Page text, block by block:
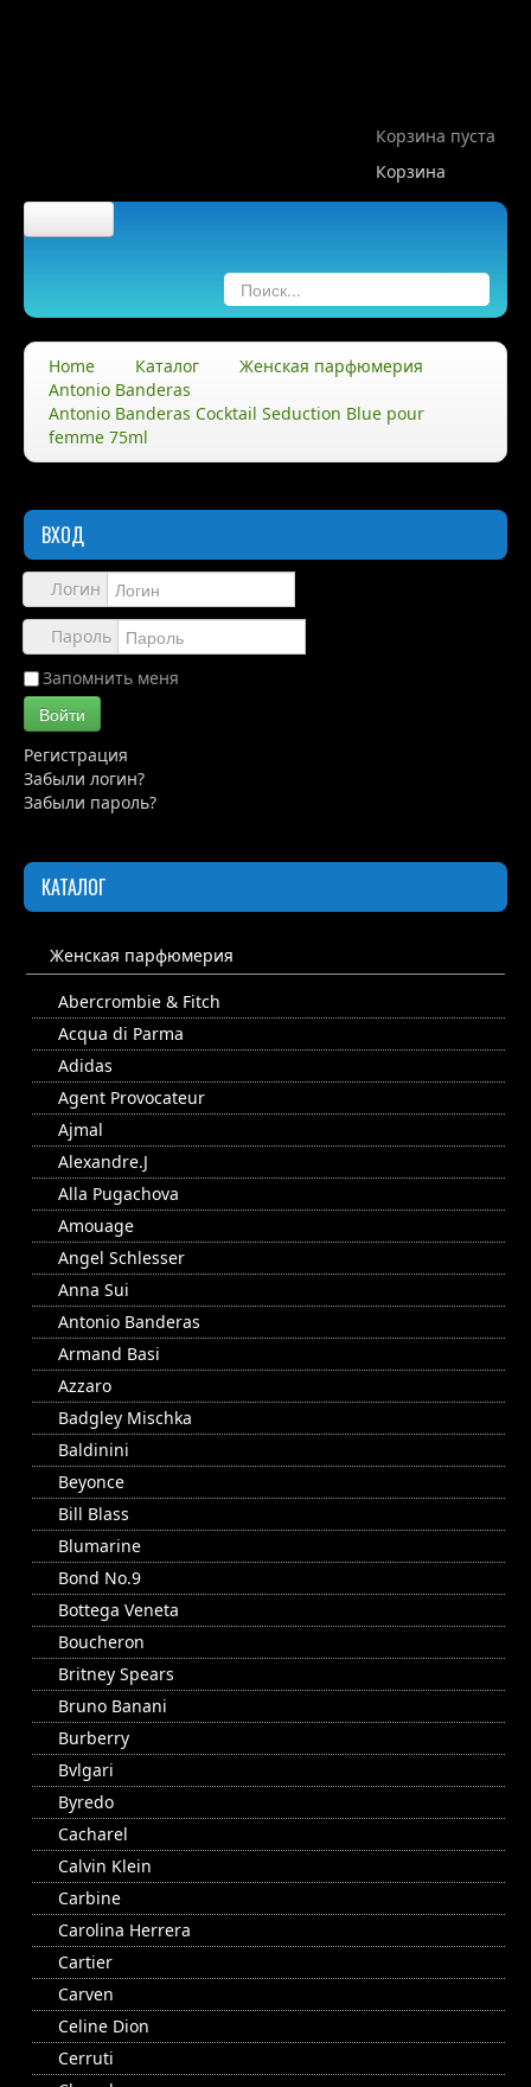
Корзина пуста
Корзина
О нас
Правила
Обзоры
Каталог
Контакты
Home Каталог
Женская парфюмерия
Antonio Banderas
Antonio Banderas Cocktail Seduction Blue pour
femme 75ml
ВХОД
Логин
Пароль
Запомнить меня
Войти
Регистрация
Забыли логин?
Забыли пароль?
КАТАЛОГ
Женская парфюмерия
Abercrombie & Fitch
Acqua di Parma
Adidas
Agent Provocateur
Ajmal
Alexandre.J
Alla Pugachova
Amouage
Angel Schlesser
Anna Sui
Antonio Banderas
Armand Basi
Azzaro
Badgley Mischka
Baldinini
Beyonce
Bill Blass
Blumarine
Bond No.9
Bottega Veneta
Boucheron
Britney Spears
Bruno Banani
Burberry
Bvlgari
Byredo
Cacharel
Calvin Klein
Carbine
Carolina Herrera
Cartier
Carven
Celine Dion
Cerruti